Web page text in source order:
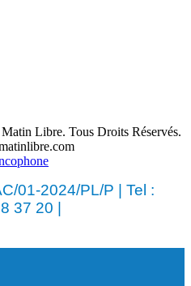
Libre. Tous Droits Réservés.
01-2024/PL/P | Tel :
37 20 |